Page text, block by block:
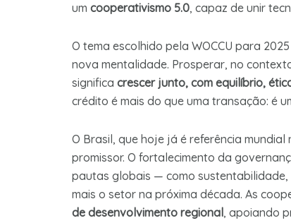
um cooperativismo 5.0, capaz de unir
O tema escolhido pela WOCCU para
nova mentalidade. Prosperar, no
significa crescer junto, com equilíbrio,
crédito é mais do que uma transação: é
O Brasil, que hoje já é referência
promissor. O fortalecimento da
pautas globais — como
mais o setor na próxima década. As
de desenvolvimento regional, apoiando